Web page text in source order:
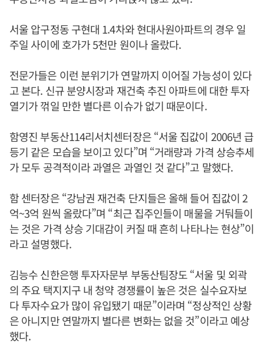
서울 압구정동 구현대 1.4차와 현대사원아파트의 경우 일
주일 사이에 호가가 5천만 원이나 올랐다.
전문가들은 이런 분위기가 연말까지 이어질 가능성이 있다
고 본다. 신규 분양시장과 재건축 추진 아파트에 대한 투자
열기가 꺾일 만한 별다른 이슈가 없기 때문이다.
함영진 부동산114리서치센터장은 “서울 집값이 2006년 급
등기 같은 모습을 보이고 있다”며 “거래량과 가격 상승추세
가 모두 공격적이라 과열은 과열인 것 같다”고 말했다.
함 센터장은 “강남권 재건축 단지들은 올해 들어 집값이 2
억~3억 원씩 올랐다”며 “최근 집주인들이 매물을 거둬들이
는 것은 가격 상승 기대감이 커질 때 흔히 나타나는 현상”이
라고 설명했다.
김능수 신한은행 투자자문부 부동산팀장도 “서울 및 외곽
의 주요 택지지구 내 청약 경쟁률이 높은 것은 실수요자보
다 투자수요가 많이 유입됐기 때문”이라며 “정상적인 상황
은 아니지만 연말까지 별다른 변화는 없을 것”이라고 예상
했다.